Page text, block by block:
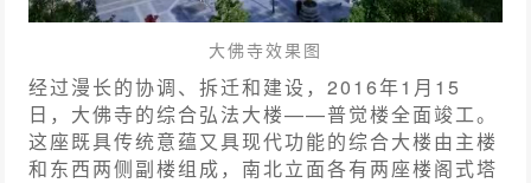
大佛寺效果图
经过漫长的协调、拆迁和建设，2016年1月15
日，大佛寺的综合弘法大楼——普觉楼全面竣工。
这座既具传统意蕴又具现代功能的综合大楼由主楼
和东西两侧副楼组成，南北立面各有两座楼阁式塔